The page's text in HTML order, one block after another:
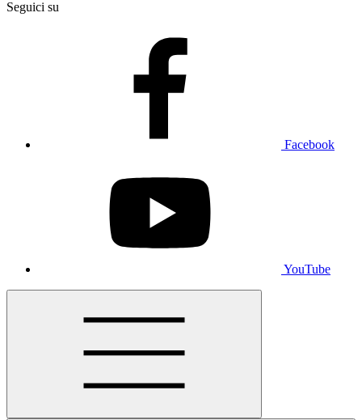
Seguici su
Facebook
YouTube